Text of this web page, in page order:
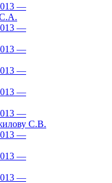
—
—
—
—
—
—
С.В.
—
—
—